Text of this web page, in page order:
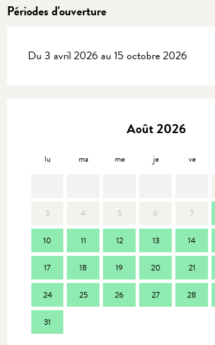
Périodes d'ouverture
Du 3 avril 2026 au 15 octobre 2026
Août 2026
lu ma me je ve
3 4 5 6 7
10 11 12 13 14
17 18 19 20 21
24 25 26 27 28
31